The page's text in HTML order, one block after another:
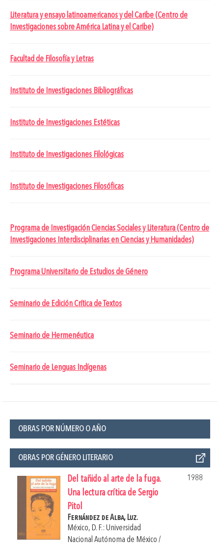
Literatura y ensayo latinoamericanos y del Caribe (Centro de
Investigaciones sobre América Latina y el Caribe)
Facultad de Filosofía y Letras
Instituto de Investigaciones Bibliográficas
Instituto de Investigaciones Estéticas
Instituto de Investigaciones Filológicas
Instituto de Investigaciones Filosóficas
Programa de Investigación Ciencias Sociales y Literatura (Centro de
Investigaciones Interdisciplinarias en Ciencias y Humanidades)
Programa Universitario de Estudios de Género
Seminario de Edición Crítica de Textos
Seminario de Hermenéutica
Seminario de Lenguas Indígenas
OBRAS POR NÚMERO O AÑO
OBRAS POR GÉNERO LITERARIO
Del tañido al arte de la fuga.
Una lectura crítica de Sergio
Pitol
1988
Fernández de Alba, Luz.
México, D. F.: Universidad
Nacional Autónoma de México /